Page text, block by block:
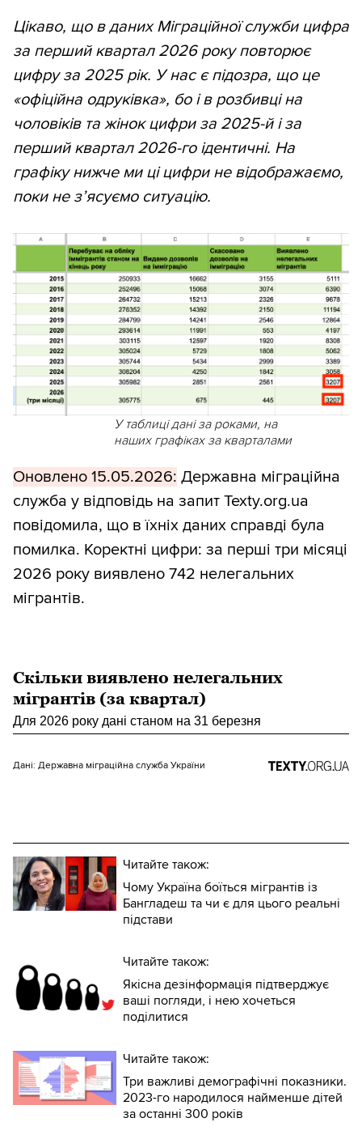
Цікаво, що в даних Міграційної служби цифра
за перший квартал 2026 року повторює
цифру за 2025 рік. У нас є підозра, що це
«офіційна одруківка», бо і в розбивці на
чоловіків та жінок цифри за 2025-й і за
перший квартал 2026-го ідентичні. На
графіку нижче ми ці цифри не відображаємо,
поки не з’ясуємо ситуацію.
У таблиці дані за роками, на
наших графіках за кварталами
Оновлено 15.05.2026: Державна міграційна
служба у відповідь на запит Texty.org.ua
повідомила, що в їхніх даних справді була
помилка. Коректні цифри: за перші три місяці
2026 року виявлено 742 нелегальних
мігрантів.
Скільки виявлено нелегальних
мігрантів (за квартал)
Для 2026 року дані станом на 31 березня
Дані: Державна міграційна служба України
Читайте також:
Чому Україна боїться мігрантів із
Бангладеш та чи є для цього реальні
підстави
Читайте також:
Якісна дезінформація підтверджує
ваші погляди, і нею хочеться
поділитися
Читайте також:
Три важливі демографічні показники.
2023-го народилося найменше дітей
за останні 300 років